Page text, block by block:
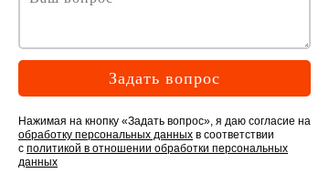
Задать вопрос
Нажимая на кнопку «Задать вопрос», я даю согласие на
обработку персональных данных в соответствии
с политикой в отношении обработки персональных
данных